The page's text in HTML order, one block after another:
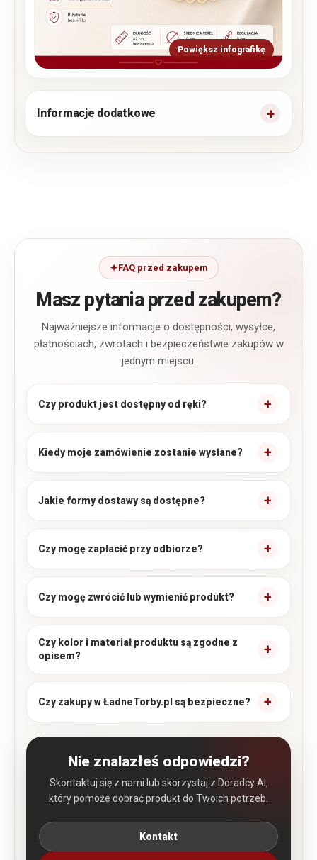
Powiększ infografikę
Informacje dodatkowe
FAQ przed zakupem
Masz pytania przed zakupem?
Najważniejsze informacje o dostępności, wysyłce,
płatnościach, zwrotach i bezpieczeństwie zakupów w
jednym miejscu.
Czy produkt jest dostępny od ręki?
Kiedy moje zamówienie zostanie wysłane?
Jakie formy dostawy są dostępne?
Czy mogę zapłacić przy odbiorze?
Czy mogę zwrócić lub wymienić produkt?
Czy kolor i materiał produktu są zgodne z
opisem?
Czy zakupy w ŁadneTorby.pl są bezpieczne?
Nie znalazłeś odpowiedzi?
Skontaktuj się z nami lub skorzystaj z Doradcy AI,
który pomoże dobrać produkt do Twoich potrzeb.
Kontakt